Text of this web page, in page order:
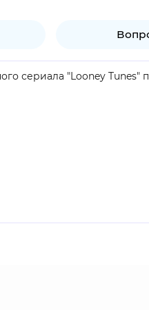
сериала "Looney Tunes"